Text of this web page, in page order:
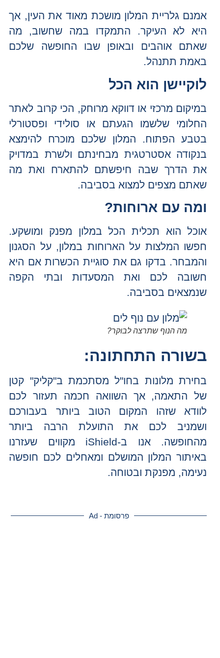
אמנם גלריית המלון מושכת מאוד את העין, אך
היא לא העיקר. התמקדו במה שחשוב, מה
שאתם אוהבים ובאופן שבו החופשה שלכם
באמת תתנהל.
לוקיישן הוא הכל
במיקום מרכזי או דווקא מרוחק, הכי קרוב לאתר
החלומי שלשמו הגעתם או סולידי ופסטורלי
בטבע הפתוח. המלון שלכם מוכרח להימצא
בנקודה אסטרטגית מבחינתם ולשרת במדויק
את הדרך שבה חיפשתם להתארח ואת מה
שאתם מצפים למצוא בסביבה.
ומה עם ארוחות?
אוכל הוא תכלית הכל במלון מפנק ומושקע.
חפשו המלצות על הארוחות במלון, על הסגנון
והמבחר. בדקו גם את סוגיית הכשרות אם היא
חשובה לכם ואת המסעדות ובתי הקפה
שנמצאים בסביבה.
מה הנוף שתרצה לבוקר?
בשורה התחתונה:
בחירת מלונות בחו"ל מסתכמת ב"קליק" קטן
של התאמה, אך השוואה חכמה תעזור לכם
לוודא שזהו המקום הטוב ביותר בעבורכם
ושמניב לכם את התועלת הרבה ביותר
מהחופשה. אנו ב-iShield מקווים שעזרנו
באיתור המלון המושלם ומאחלים לכם חופשה
נעימה, מפנקת ובטוחה.
פרסומת - Ad